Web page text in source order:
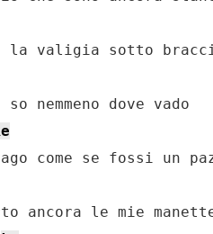
so nemmeno dove vado
ancora le mie